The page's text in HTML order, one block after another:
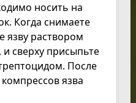
носить на
Когда снимаете
язву раствором
сверху присыпьте
После
язва